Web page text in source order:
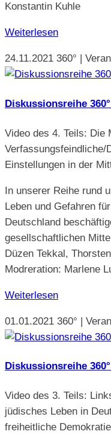
Konstantin Kuhle
Weiterlesen
24.11.2021 360° |
Diskussionsreihe
Video des 4. Teils: Die
Verfassungsfeindliche/
Einstellungen in der
In unserer Reihe rund
Leben und Gefahren
Deutschland
gesellschaftlichen
Düzen Tekkal,
Modreration: Marlene
Weiterlesen
01.01.2021 360° |
Diskussionsreihe
Video des 3. Teils:
jüdisches Leben in
freiheitliche